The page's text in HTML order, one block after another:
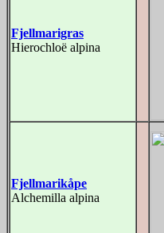
Fjellmarigras
Hierochloë alpina
Fjellmarikåpe
Alchemilla alpina